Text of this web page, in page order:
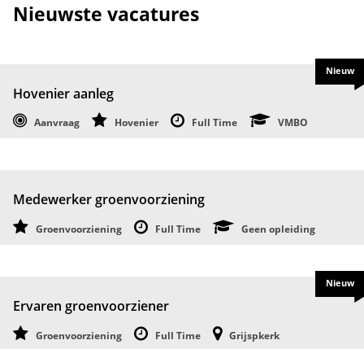
Nieuwste vacatures
Hovenier aanleg
Aanvraag Hovenier Full Time VMBO
Nieuw
Medewerker groenvoorziening
Groenvoorziening Full Time Geen opleiding
Ervaren groenvoorziener
Groenvoorziening Full Time Grijspkerk
Nieuw